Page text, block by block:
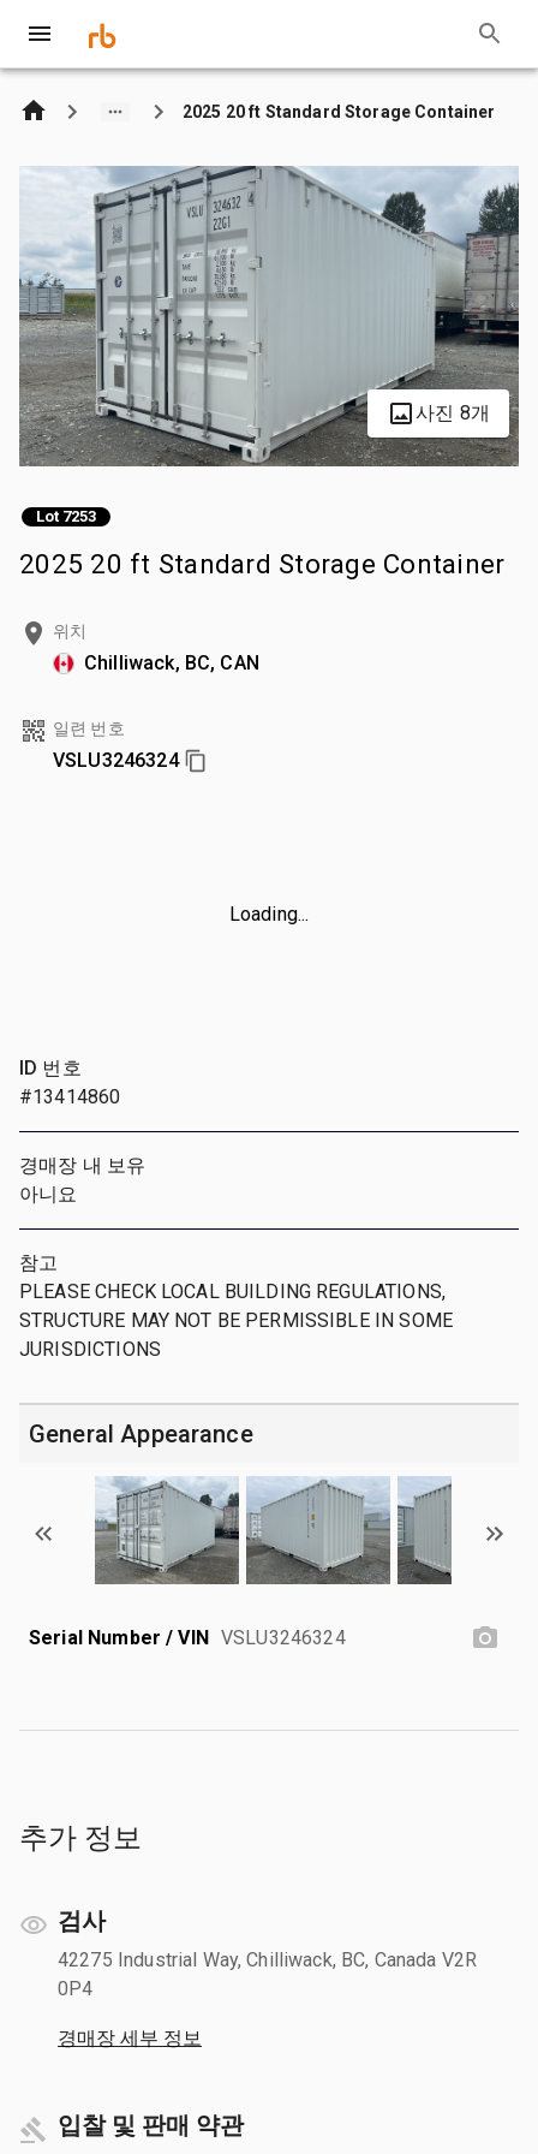
2025 20 ft Standard Storage Container
사진 8개
Lot 7253
2025 20 ft Standard Storage Container
위치
Chilliwack, BC, CAN
일련 번호
VSLU3246324
Loading...
ID 번호
#13414860
경매장 내 보유
아니요
참고
PLEASE CHECK LOCAL BUILDING REGULATIONS,
STRUCTURE MAY NOT BE PERMISSIBLE IN SOME
JURISDICTIONS
General Appearance
Serial Number / VIN VSLU3246324
추가 정보
검사
42275 Industrial Way, Chilliwack, BC, Canada V2R
0P4
경매장 세부 정보
입찰 및 판매 약관